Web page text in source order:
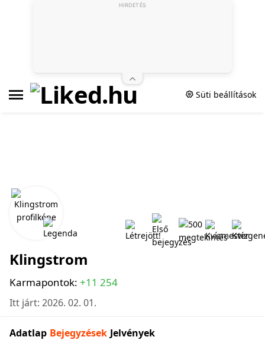
Süti beállítások
Klingstrom
Karmapontok: +11 254
Itt járt: 2026. 02. 01.
Adatlap Bejegyzések Jelvények
HIRDETÉS